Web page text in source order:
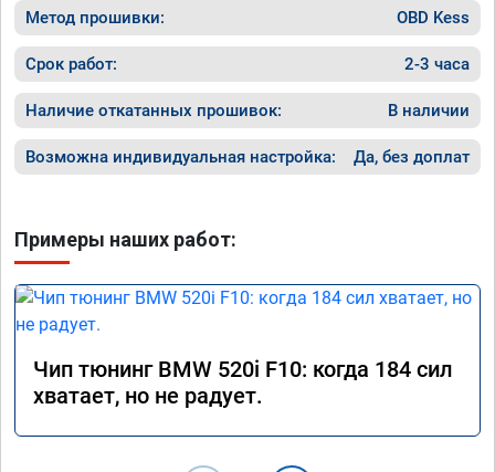
Метод прошивки: OBD Kess
Срок работ: 2-3 часа
Наличие откатанных прошивок: В наличии
Возможна индивидуальная настройка: Да, без доплат
Примеры наших работ:
Чип тюнинг BMW 520i F10: когда 184 сил
хватает, но не радует.